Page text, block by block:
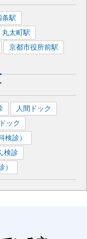
条駅
丸太町駅
京都市役所前駅
人間ドック
ック
検診）
検診